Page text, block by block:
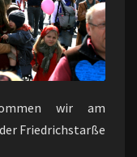
wir am
Friedrichstarße